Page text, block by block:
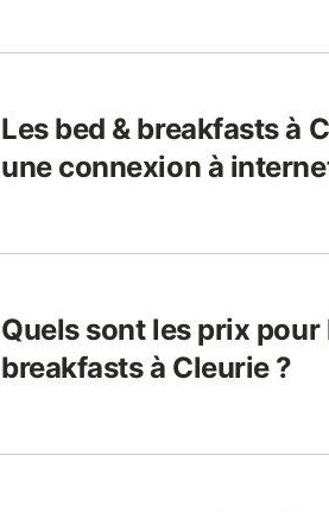
Les bed & breakfasts à
une connexion à
Quels sont les prix pour
breakfasts à Cleurie ?